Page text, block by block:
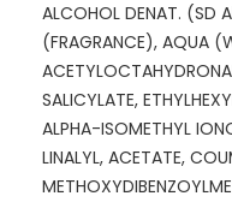
ALCOHOL DENAT. (SD
(FRAGRANCE), AQUA
SALICYLATE,
ALPHA-ISOMETHYL
LINALYL, ACETATE,